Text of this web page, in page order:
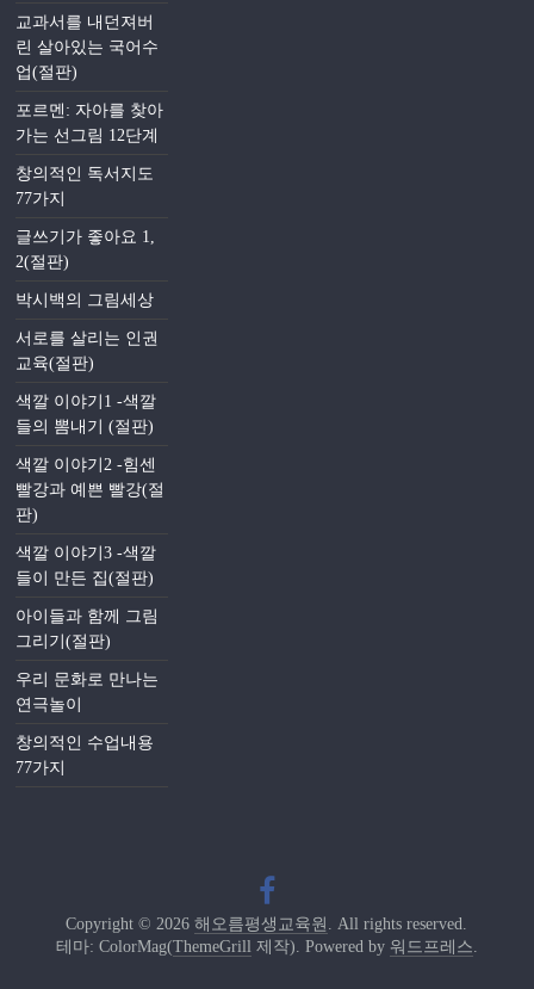
교과서를 내던져버
린 살아있는 국어수
업(절판)
포르멘: 자아를 찾아
가는 선그림 12단계
창의적인 독서지도
77가지
글쓰기가 좋아요 1,
2(절판)
박시백의 그림세상
서로를 살리는 인권
교육(절판)
색깔 이야기1 -색깔
들의 뽐내기 (절판)
색깔 이야기2 -힘센
빨강과 예쁜 빨강(절
판)
색깔 이야기3 -색깔
들이 만든 집(절판)
아이들과 함께 그림
그리기(절판)
우리 문화로 만나는
연극놀이
창의적인 수업내용
77가지
Copyright © 2026해오름평생교육원
. All rights reserved.
테마: ColorMag(ThemeGrill 제작). Powered by 워드프레스